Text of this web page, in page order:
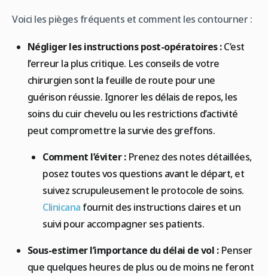
Voici les pièges fréquents et comment les contourner :
Négliger les instructions post-opératoires :C’est
l’erreur la plus critique. Les conseils de votre
chirurgien sont la feuille de route pour une
guérison réussie. Ignorer les délais de repos, les
soins du cuir chevelu ou les restrictions d’activité
peut compromettre la survie des greffons.
Comment l’éviter :Prenez des notes détaillées,
posez toutes vos questions avant le départ, et
suivez scrupuleusement le protocole de soins.
Clinicana fournit des instructions claires et un
suivi pour accompagner ses patients.
Sous-estimer l’importance du délai de vol :Penser
que quelques heures de plus ou de moins ne feront